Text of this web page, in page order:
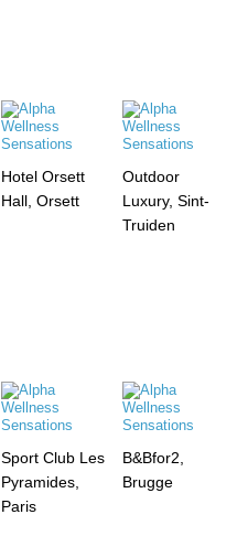
Hotel Orsett
Hall, Orsett
Outdoor
Luxury, Sint-
Truiden
Sport Club Les
Pyramides,
Paris
B&Bfor2,
Brugge